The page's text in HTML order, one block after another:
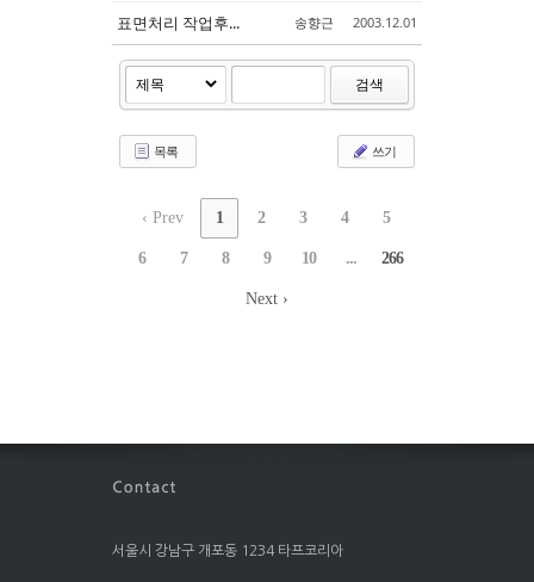
표면처리 작업후... 송향근 2003.12.01
검색
목록 쓰기
‹ Prev 1 2 3 4 5
6 7 8 9 10 ... 266
Next ›
서울시 강남구 개포동 1234 타프코리아